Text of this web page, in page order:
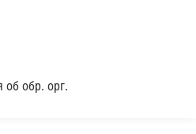
об обр. орг.